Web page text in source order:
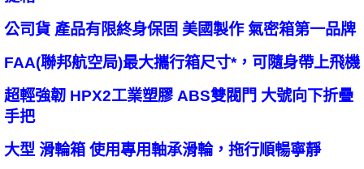
公司貨 產品有限終身保固 美國製作 氣密箱第一品牌
FAA(聯邦航空局)最大攜行箱尺寸*，可隨身帶上飛機
超輕強韌 HPX2工業塑膠 ABS雙閥門 大號向下折疊
手把
大型 滑輪箱 使用專用軸承滑輪，拖行順暢寧靜